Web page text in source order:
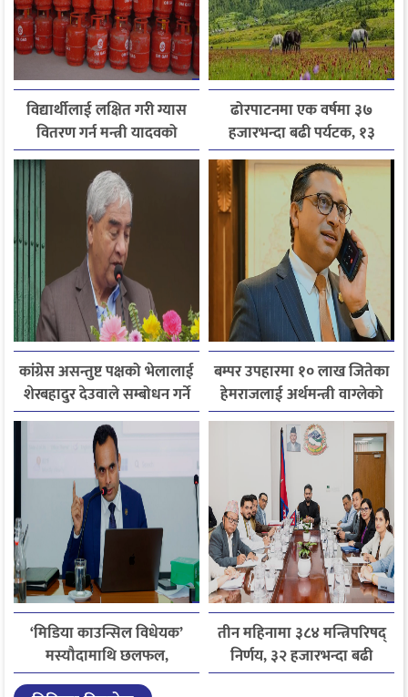
विद्यार्थीलाई लक्षित गरी ग्यास
वितरण गर्न मन्त्री यादवको
निर्देशन
ढोरपाटनमा एक वर्षमा ३७
हजारभन्दा बढी पर्यटक, १३
हजारले बढ्यो आगमन
कांग्रेस असन्तुष्ट पक्षको भेलालाई
शेरबहादुर देउवाले सम्बोधन गर्ने
बम्पर उपहारमा १० लाख जितेका
हेमराजलाई अर्थमन्त्री वाग्लेको
फोन, रुपन्देहीकी सपनाले
जितिन् एक लाख
‘मिडिया काउन्सिल विधेयक’
मस्यौदामाथि छलफल,
एआईदेखि पत्रकारको
तीन महिनामा ३८४ मन्त्रिपरिषद्
निर्णय, ३२ हजारभन्दा बढी
गुनासो फर्छ्योट